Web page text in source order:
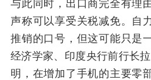
与此同时，出口商完全有理
声称可以享受关税减免。自
推销的口号，但这可能只是
经济学家、印度央行前行长
明，在增加了手机的主要零